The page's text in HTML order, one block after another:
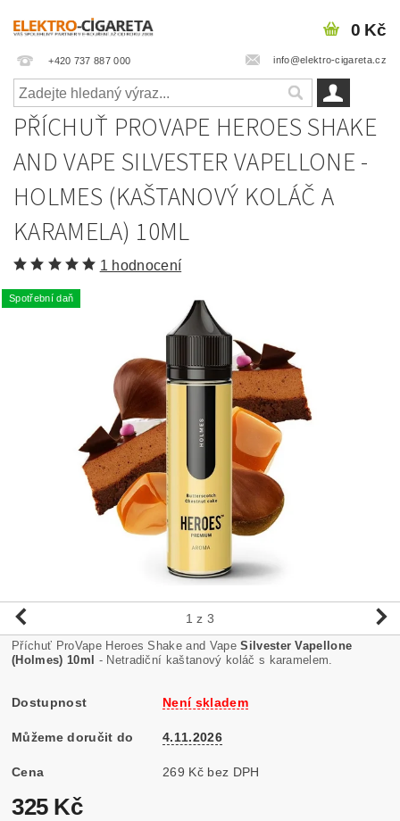
+420 737 887 000 info@elektro-cigareta.cz
0 Kč
PŘÍCHUŤ PROVAPE HEROES SHAKE
AND VAPE SILVESTER VAPELLONE -
HOLMES (KAŠTANOVÝ KOLÁČ A
KARAMELA) 10ML
1 hodnocení
Spotřební daň
1 z 3
Příchuť ProVape Heroes Shake and VapeSilvester Vapellone
(Holmes) 10ml - Netradiční kaštanový koláč s karamelem.
Dostupnost Není skladem
Můžeme doručit do 4.11.2026
Cena 269 Kč bez DPH
325 Kč